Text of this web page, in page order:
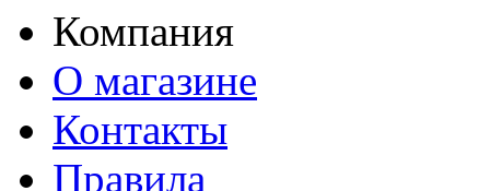
Компания
О магазине
Контакты
Правила